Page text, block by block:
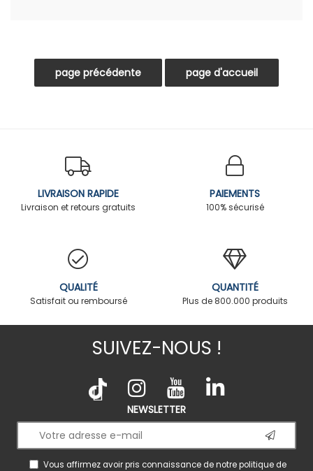
LIVRAISON RAPIDE
Livraison et retours gratuits
PAIEMENTS
100% sécurisé
QUALITÉ
Satisfait ou remboursé
QUANTITÉ
Plus de 800.000 produits
SUIVEZ-NOUS !
NEWSLETTER
Vous affirmez avoir pris connaissance de notrepolitique de